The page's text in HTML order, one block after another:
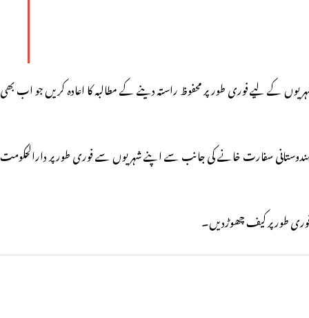
کے لیے فوری طور پر محفوظ راستہ دینے کے مطالبہ کا اعادہ کریں جو اب بھی
سفارت خانے کی جانب سے اپنے شہریوں سے فوری طور پر دارالحکومت
فوری طور پر کیف چھوڑدیں۔